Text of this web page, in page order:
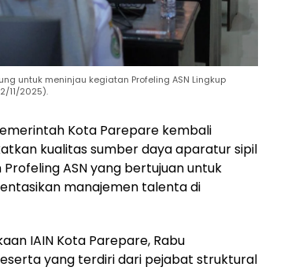
untuk meninjau kegiatan Profeling ASN Lingkup
11/2025).
Kota Parepare kembali
kualitas sumber daya aparatur sipil
ASN yang bertujuan untuk
manajemen talenta di
IAIN Kota Parepare, Rabu
yang terdiri dari pejabat struktural